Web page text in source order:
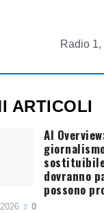
Radio
ARTICOLI
AI
dovranno
possono
0